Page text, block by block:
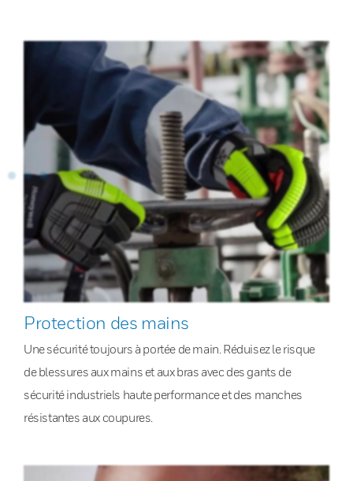
Protection des mains
Une sécurité toujours à portée de main. Réduisez le risque
de blessures aux mains et aux bras avec des gants de
sécurité industriels haute performance et des manches
résistantes aux coupures.